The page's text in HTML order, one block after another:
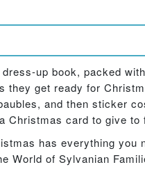
up book, packed
get ready for
and then sticker
Christmas card to give to
has everything you
World of Sylvanian